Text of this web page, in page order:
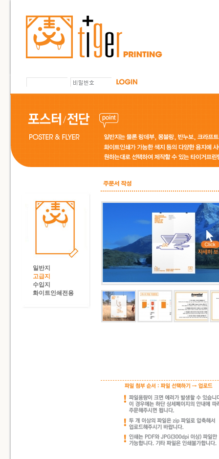
일반지
고급지
수입지
화이트인쇄전용